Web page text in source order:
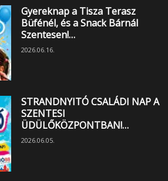
Gyereknap a Tisza Terasz
Büfénél, és a Snack Bárnál
Szentesen!…
2026.06.16.
STRANDNYITÓ CSALÁDI NAP A
SZENTESI
ÜDÜLŐKÖZPONTBAN!…
2026.06.05.